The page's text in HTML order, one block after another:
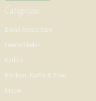
Categorieën
Blond Amsterdam
Feestartikelen
Kado's
Bonbon, Koffie & Thee
Nieuw